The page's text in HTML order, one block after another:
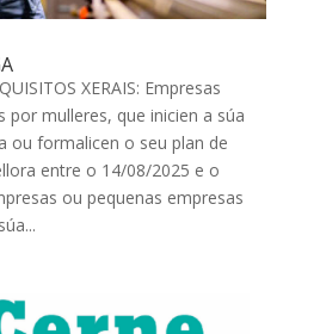
XERAIS: Empresas
por mulleres, que inicien a súa
ou formalicen o seu plan de
entre o 14/08/2025 e o
ou pequenas empresas